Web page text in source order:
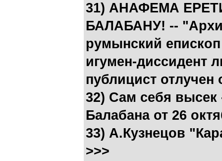
31) АНАФЕМА
БАЛАБАНУ! --
румынский
игумен-диссидент
публицист отлучен
32) Сам себя
Балабана от 26
33) А.Кузнецов
>>>